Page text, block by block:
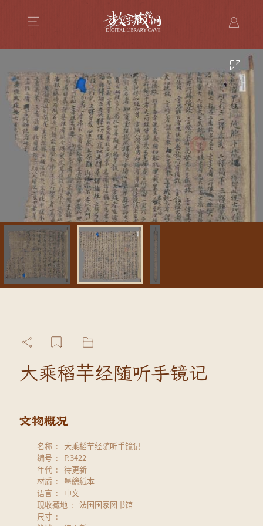
大乘稻芉经随听手镜记
名称
大乘稻芉经随听手镜记
编号
P.3422
年代
待更新
材质
墨繪紙本
语言
中文
现收藏地
法国国家图书馆
尺寸